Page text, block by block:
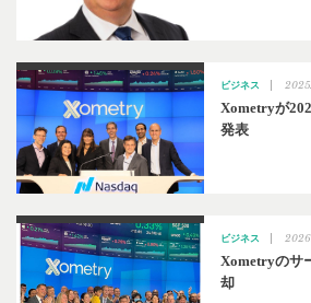
ビジネス
Xometryが
発表
ビジネス
Xometryのサ
却